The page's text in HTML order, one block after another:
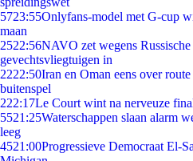
5723:55Onlyfans-model met G-cup
maan
2522:56NAVO zet wegens
gevechtsvliegtuigen in
2222:50Iran en Oman eens over
buitenspel
222:17Le Court wint na nerveuze
5521:25Waterschappen slaan alarm
leeg
4521:00Progressieve Democraat El-